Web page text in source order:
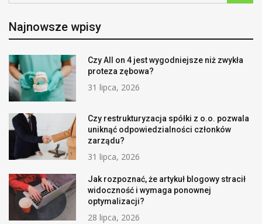
Najnowsze wpisy
Czy All on 4 jest wygodniejsze niż zwykła
proteza zębowa?
31 lipca, 2026
Czy restrukturyzacja spółki z o.o. pozwala
uniknąć odpowiedzialności członków
zarządu?
31 lipca, 2026
Jak rozpoznać, że artykuł blogowy stracił
widoczność i wymaga ponownej
optymalizacji?
28 lipca, 2026